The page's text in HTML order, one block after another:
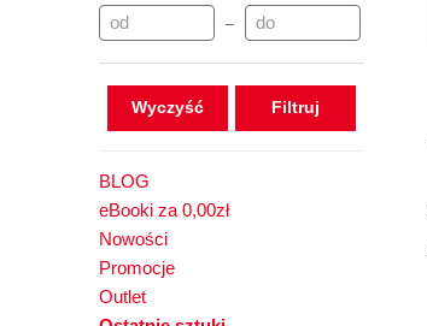
–
Wyczyść
BLOG
eBooki za 0,00zł
Nowości
Promocje
Outlet